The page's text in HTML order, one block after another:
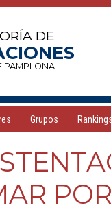
DE
PAMPLONA
Grupos